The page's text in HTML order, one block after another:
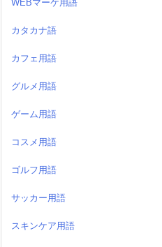
WEBマーケ用語
カタカナ語
カフェ用語
グルメ用語
ゲーム用語
コスメ用語
ゴルフ用語
サッカー用語
スキンケア用語